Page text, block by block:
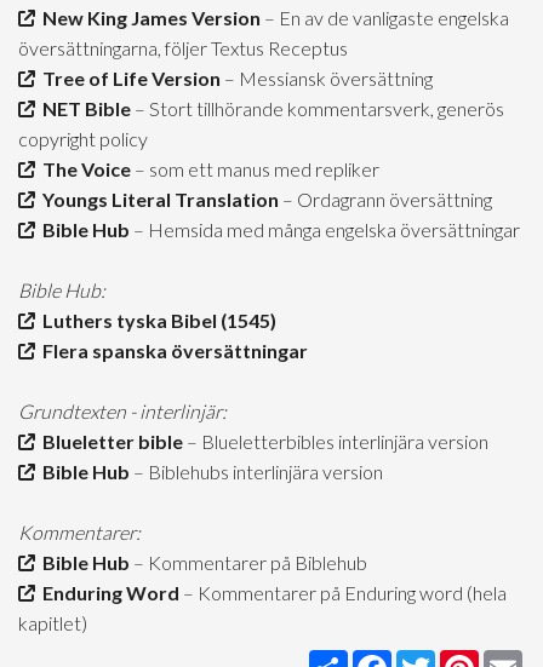
New King James Version – En av de vanligaste engelska
översättningarna, följer Textus Receptus
Tree of Life Version – Messiansk översättning
NET Bible – Stort tillhörande kommentarsverk, generös
copyright policy
The Voice – som ett manus med repliker
Youngs Literal Translation – Ordagrann översättning
Bible Hub – Hemsida med många engelska översättningar
Bible Hub:
Luthers tyska Bibel (1545)
Flera spanska översättningar
Grundtexten - interlinjär:
Blueletter bible – Blueletterbibles interlinjära version
Bible Hub – Biblehubs interlinjära version
Kommentarer:
Bible Hub – Kommentarer på Biblehub
Enduring Word – Kommentarer på Enduring word (hela
kapitlet)
Share Facebook
Twitter